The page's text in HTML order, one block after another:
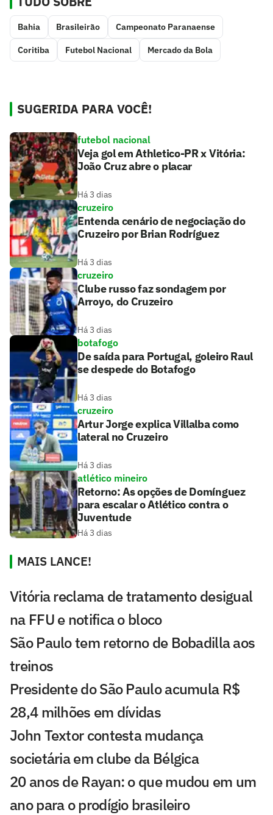
Bahia Brasileirão Campeonato Paranaense
Coritiba Futebol Nacional Mercado da Bola
SUGERIDA PARA VOCÊ!
futebol nacional
Veja gol em Athletico-PR x Vitória:
João Cruz abre o placar
Há 3 dias
cruzeiro
Entenda cenário de negociação do
Cruzeiro por Brian Rodríguez
Há 3 dias
cruzeiro
Clube russo faz sondagem por
Arroyo, do Cruzeiro
Há 3 dias
botafogo
De saída para Portugal, goleiro Raul
se despede do Botafogo
Há 3 dias
cruzeiro
Artur Jorge explica Villalba como
lateral no Cruzeiro
Há 3 dias
atlético mineiro
Retorno: As opções de Domínguez
para escalar o Atlético contra o
Juventude
Há 3 dias
MAIS LANCE!
Vitória reclama de tratamento desigual
na FFU e notifica o bloco
São Paulo tem retorno de Bobadilla aos
treinos
Presidente do São Paulo acumula R$
28,4 milhões em dívidas
John Textor contesta mudança
societária em clube da Bélgica
20 anos de Rayan: o que mudou em um
ano para o prodígio brasileiro